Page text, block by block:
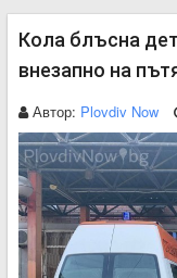
Кола блъсна
внезапно на
Автор: Plovdiv Now